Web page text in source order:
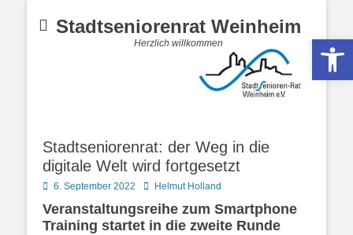
Stadtseniorenrat Weinheim
Herzlich willkommen
Stadtseniorenrat: der Weg in die
digitale Welt wird fortgesetzt
Posted
6. September 2022 AutorHelmut Holland
Veranstaltungsreihe zum Smartphone
Training startet in die zweite Runde